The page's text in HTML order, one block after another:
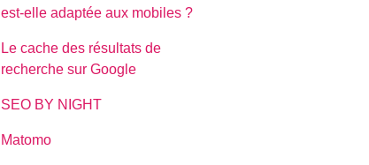
est-elle adaptée aux mobiles ?
Le cache des résultats de
recherche sur Google
SEO BY NIGHT
Matomo